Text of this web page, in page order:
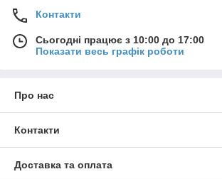
Контакти
Сьогодні працює з 10:00 до 17:00
Показати весь графік роботи
Про нас
Контакти
Доставка та оплата